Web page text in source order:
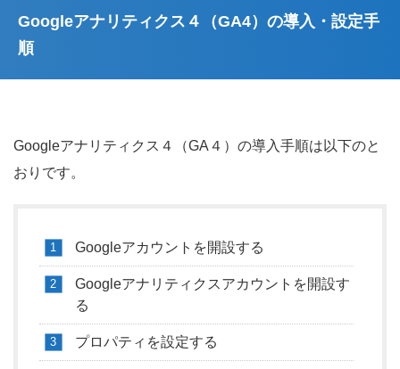
Googleアナリティクス４（GA4）の導入・設定手
順
Googleアナリティクス４（GA４）の導入手順は以下のと
おりです。
Googleアカウントを開設する
Googleアナリティクスアカウントを開設す
る
プロパティを設定する